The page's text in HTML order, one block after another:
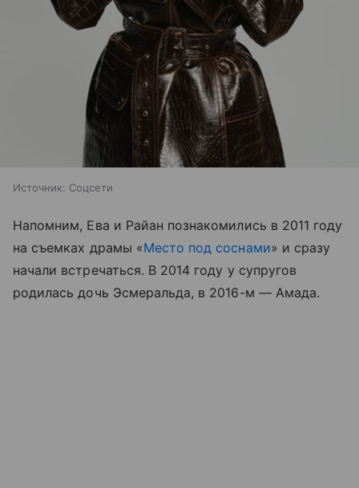
Источник: Соцсети
Напомним, Ева и Райан познакомились в 2011 году
на съемках драмы «Место под соснами» и сразу
начали встречаться. В 2014 году у супругов
родилась дочь Эсмеральда, в 2016-м —Амада.